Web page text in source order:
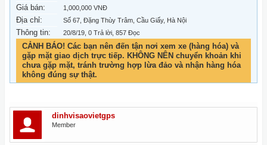
Giá bán: 1,000,000 VNĐ
Địa chỉ: Số 67, Đặng Thùy Trâm, Cầu Giấy, Hà Nội
Thông tin: 20/8/19 , 0 Trả lời, 857 Đọc
CẢNH BÁO! Các bạn nên đến tận nơi xem xe (hàng hóa) và
gặp mặt giao dịch trực tiếp. KHÔNG NÊN chuyển khoản khi
chưa gặp mặt, tránh trường hợp lừa đảo và nhận hàng hóa
không đúng sự thật.
dinhvisaovietgps
Member